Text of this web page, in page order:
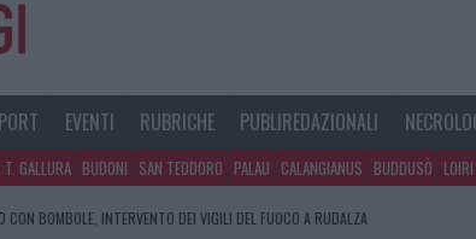
EVENTI RUBRICHE PUBLIREDAZIONALI
T. GALLURA BUDONI SAN TEODORO PALAU CALANGIANUS BUDDUSÒ
CON BOMBOLE, INTERVENTO DEI VIGILI DEL FUOCO A RUDALZA